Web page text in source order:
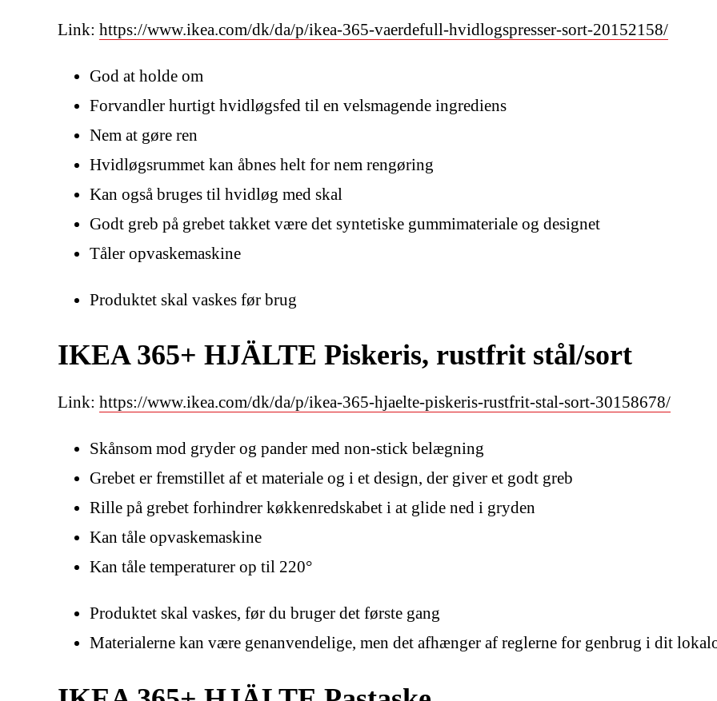
Link: https://www.ikea.com/dk/da/p/ikea-365-vaerdefull-hvidlogspresser-sort-20152158/
God at holde om
Forvandler hurtigt hvidløgsfed til en velsmagende ingrediens
Nem at gøre ren
Hvidløgsrummet kan åbnes helt for nem rengøring
Kan også bruges til hvidløg med skal
Godt greb på grebet takket være det syntetiske gummimateriale og designet
Tåler opvaskemaskine
Produktet skal vaskes før brug
IKEA 365+ HJÄLTE Piskeris, rustfrit stål/sort
Link: https://www.ikea.com/dk/da/p/ikea-365-hjaelte-piskeris-rustfrit-stal-sort-30158678/
Skånsom mod gryder og pander med non-stick belægning
Grebet er fremstillet af et materiale og i et design, der giver et godt greb
Rille på grebet forhindrer køkkenredskabet i at glide ned i gryden
Kan tåle opvaskemaskine
Kan tåle temperaturer op til 220°
Produktet skal vaskes, før du bruger det første gang
Materialerne kan være genanvendelige, men det afhænger af reglerne for genbrug i dit